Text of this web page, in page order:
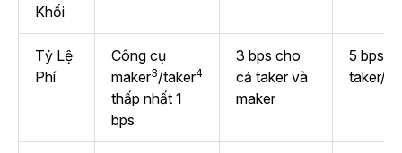
Khối
Tỷ Lệ
Phí
Công cụ
maker3/taker4
thấp nhất 1
bps
3 bps cho
cả taker và
maker
5 bps
taker/